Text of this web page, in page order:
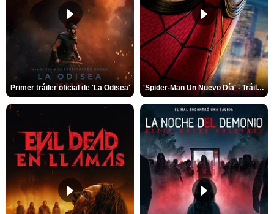
Primer tráiler oficial de 'La Odisea' 'Spider-Man Un Nuevo Día' - Tráiler oficial subtitulado